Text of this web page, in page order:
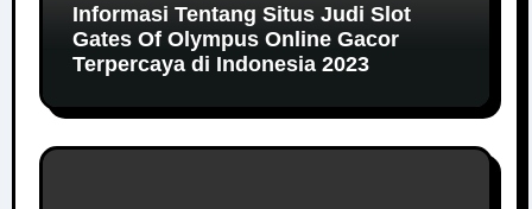
Informasi Tentang Situs Judi Slot
Gates Of Olympus Online Gacor
Terpercaya di Indonesia 2023